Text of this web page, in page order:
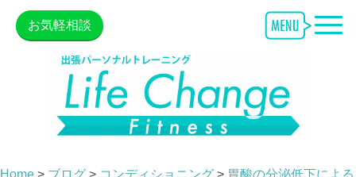
お気軽相談